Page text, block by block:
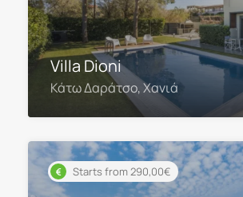
Villa Dioni
Κάτω Δαράτσο, Χανιά
Starts from 290,00€